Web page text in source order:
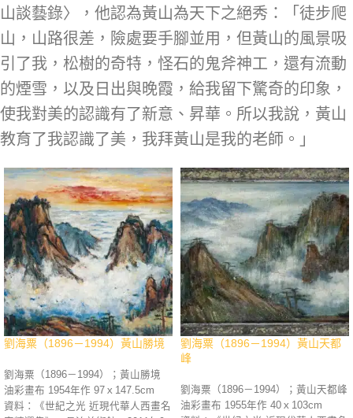
山萬里 張大千藝術展》，中國美術
館，2014年1月，p.50。《千古傳奇
張大千藝術展作品集》，長流美術館
／中國文聯出版社，2014年4月，
p.38。《張大千：長流美術館50週年
紀念選》，藝術家出版社／長流美術
《品畫錄》，藝術家出版社／長流美
術館，2024年4月，p.33。
長流美術館，2013年7月，p.122。
《江山萬里 張大千藝術展》，中國美
術館，2014 年 1 月，P.110。《千古
傳奇 張大千藝術展作品集》，長流美
術館／中國文聯出版社，2014年4
月，p.84。《百年華人繪畫 彩墨專
p.114。《張大千：長流美術館50週年
紀念選》，藝術家出版社／長流美術
館，2024年1月，p.170-171、309。
山談藝錄〉，他認為黃山為天下之絕秀：「徒步爬
山，山路很差，險處要手腳並用，但黃山的風景吸
引了我，松樹的奇特，怪石的鬼斧神工，還有流動
的煙雪，以及日出與晚霞，給我留下驚奇的印象，
使我對美的認識有了新意、昇華。所以我說，黃山
教育了我認識了美，我拜黃山是我的老師。」
劉海粟（1896－1994）黃山勝境
劉海粟（1896－1994）；黃山勝境
油彩畫布 1954年作 97ｘ147.5cm
資料：《世紀之光 近現代華人西畫名
劉海粟（1896－1994）黃山天都
峰
劉海粟（1896－1994）；黃山天都峰
油彩畫布 1955年作 40ｘ103cm